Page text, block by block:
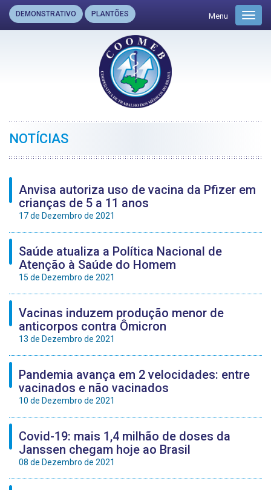
DEMONSTRATIVO PLANTÕES Menu
NOTÍCIAS
Anvisa autoriza uso de vacina da Pfizer em
crianças de 5 a 11 anos
17 de Dezembro de 2021
Saúde atualiza a Política Nacional de
Atenção à Saúde do Homem
15 de Dezembro de 2021
Vacinas induzem produção menor de
anticorpos contra Ômicron
13 de Dezembro de 2021
Pandemia avança em 2 velocidades: entre
vacinados e não vacinados
10 de Dezembro de 2021
Covid-19: mais 1,4 milhão de doses da
Janssen chegam hoje ao Brasil
08 de Dezembro de 2021